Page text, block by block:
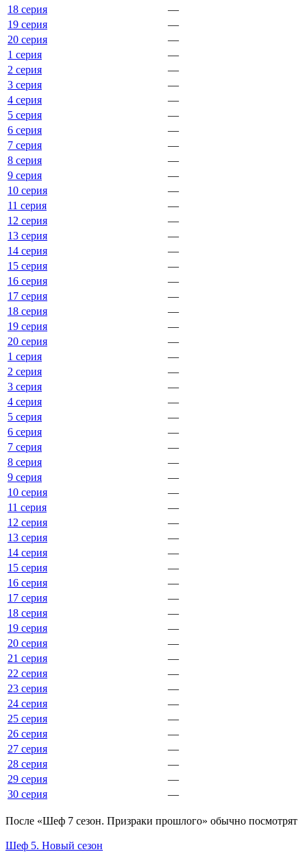
18 серия
—
19 серия
—
20 серия
—
1 серия
—
2 серия
—
3 серия
—
4 серия
—
5 серия
—
6 серия
—
7 серия
—
8 серия
—
9 серия
—
10 серия
—
11 серия
—
12 серия
—
13 серия
—
14 серия
—
15 серия
—
16 серия
—
17 серия
—
18 серия
—
19 серия
—
20 серия
—
1 серия
—
2 серия
—
3 серия
—
4 серия
—
5 серия
—
6 серия
—
7 серия
—
8 серия
—
9 серия
—
10 серия
—
11 серия
—
12 серия
—
13 серия
—
14 серия
—
15 серия
—
16 серия
—
17 серия
—
18 серия
—
19 серия
—
20 серия
—
21 серия
—
22 серия
—
23 серия
—
24 серия
—
25 серия
—
26 серия
—
27 серия
—
28 серия
—
29 серия
—
30 серия
—
По­сле «Шеф 7 сезон. Призраки прошлого» обыч­но по­смот­рят
Шеф 5. Новый сезон